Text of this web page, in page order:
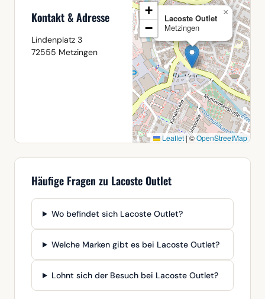
Kontakt & Adresse
Lindenplatz 3
72555 Metzingen
Lacoste Outlet
Metzingen
×
+
−
Leaflet |©OpenStreetMap
Häufige Fragen zu Lacoste Outlet
Wo befindet sich Lacoste Outlet?
Welche Marken gibt es bei Lacoste Outlet?
Lohnt sich der Besuch bei Lacoste Outlet?